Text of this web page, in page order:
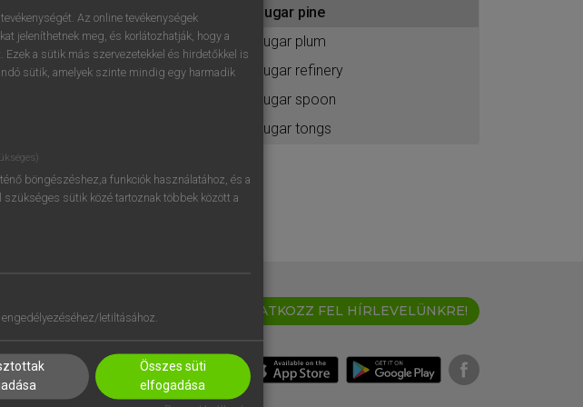
próbaverziójának elindításához
regisztrálok ésbelépek.
REGISZTRÁCIÓ
sugar pine
sugar plum
sugar refinery
sugar spoon
sugar tongs
IRATKOZZ FEL HÍRLEVELÜNKRE!
Az online tevékenységek
jeleníthetnek meg, és korlátozhatják, hogy a
a sütik más szervezetekkel és hirdetőkkel is
sütik, amelyek szinte mindig egy harmadik
böngészéshez,a funkciók használatához, és a
sütik közé tartoznak többek között a
letiltásához.
Összes süti
elfogadása